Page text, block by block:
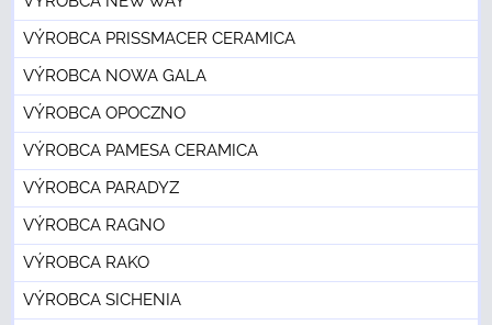
VÝROBCA PRISSMACER CERAMICA
VÝROBCA NOWA GALA
VÝROBCA OPOCZNO
VÝROBCA PAMESA CERAMICA
VÝROBCA PARADYZ
VÝROBCA RAGNO
VÝROBCA RAKO
VÝROBCA SICHENIA